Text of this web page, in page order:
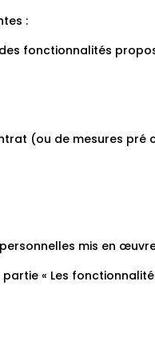
:
fonctionnalités
(ou de mesures
mis en
« Les